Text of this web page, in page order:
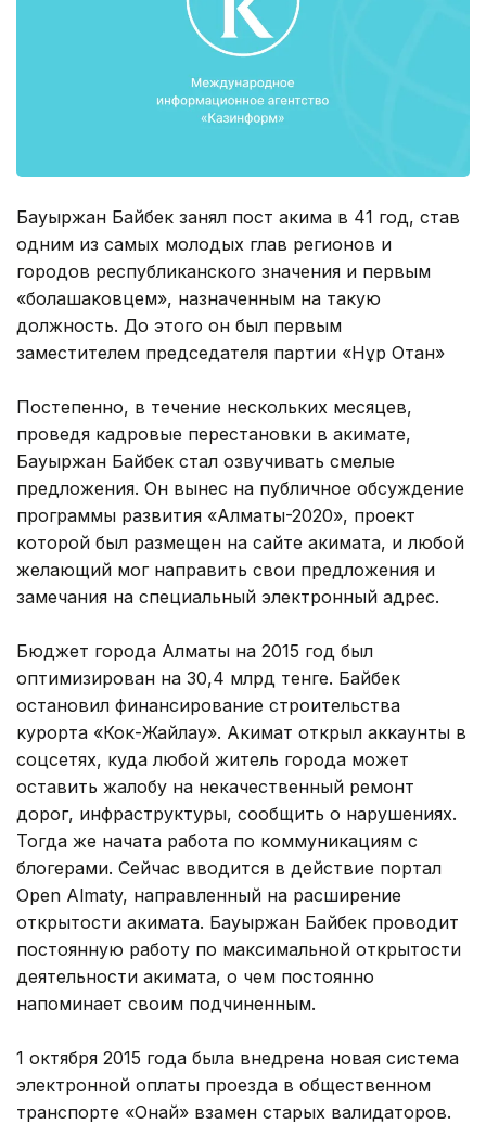
Бауыржан Байбек занял пост акима в 41 год, став
одним из самых молодых глав регионов и
городов республиканского значения и первым
«болашаковцем», назначенным на такую
должность. До этого он был первым
заместителем председателя партии «Нұр Отан»
Постепенно, в течение нескольких месяцев,
проведя кадровые перестановки в акимате,
Бауыржан Байбек стал озвучивать смелые
предложения. Он вынес на публичное обсуждение
программы развития «Алматы-2020», проект
которой был размещен на сайте акимата, и любой
желающий мог направить свои предложения и
замечания на специальный электронный адрес.
Бюджет города Алматы на 2015 год был
оптимизирован на 30,4 млрд тенге. Байбек
остановил финансирование строительства
курорта «Кок-Жайлау». Акимат открыл аккаунты в
соцсетях, куда любой житель города может
оставить жалобу на некачественный ремонт
дорог, инфраструктуры, сообщить о нарушениях.
Тогда же начата работа по коммуникациям с
блогерами. Сейчас вводится в действие портал
Open Almaty, направленный на расширение
открытости акимата. Бауыржан Байбек проводит
постоянную работу по максимальной открытости
деятельности акимата, о чем постоянно
напоминает своим подчиненным.
1 октября 2015 года была внедрена новая система
электронной оплаты проезда в общественном
транспорте «Онай» взамен старых валидаторов.